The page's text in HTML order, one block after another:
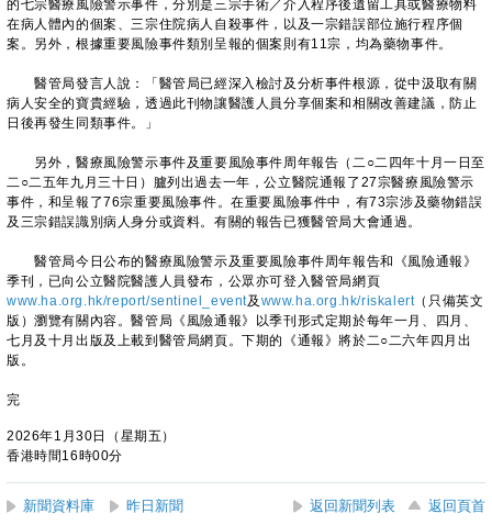
的七宗醫療風險警示事件，分別是三宗手術／介入程序後遺留工具或醫療物料
在病人體內的個案、三宗住院病人自殺事件，以及一宗錯誤部位施行程序個
案。另外，根據重要風險事件類別呈報的個案則有11宗，均為藥物事件。
醫管局發言人說：「醫管局已經深入檢討及分析事件根源，從中汲取有關
病人安全的寶貴經驗，透過此刊物讓醫護人員分享個案和相關改善建議，防止
日後再發生同類事件。」
另外，醫療風險警示事件及重要風險事件周年報告（二○二四年十月一日至
二○二五年九月三十日）臚列出過去一年，公立醫院通報了27宗醫療風險警示
事件，和呈報了76宗重要風險事件。在重要風險事件中，有73宗涉及藥物錯誤
及三宗錯誤識別病人身分或資料。有關的報告已獲醫管局大會通過。
醫管局今日公布的醫療風險警示及重要風險事件周年報告和《風險通報》
季刊，已向公立醫院醫護人員發布，公眾亦可登入醫管局網頁
www.ha.org.hk/report/sentinel_event及 www.ha.org.hk/riskalert（只備英文
版）瀏覽有關內容。醫管局《風險通報》以季刊形式定期於每年一月、四月、
七月及十月出版及上載到醫管局網頁。下期的《通報》將於二○二六年四月出
版。
完
2026年1月30日（星期五）
香港時間16時00分
新聞資料庫 昨日新聞 返回新聞列表 返回頁首